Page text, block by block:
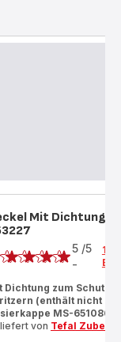
Mit Dichtung
5 /5
-
1
Dichtung zum Schutz
(enthält nicht die
MS-651086)
von Tefal